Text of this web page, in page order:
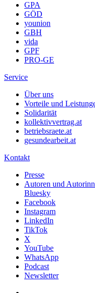
GPA
GÖD
younion
GBH
vida
GPF
PRO-GE
Service
Über uns
Vorteile und
Solidarität
kollektivvertrag.at
betriebsraete.at
gesundearbeit.at
Kontakt
Presse
Autoren und
Bluesky
Facebook
Instagram
LinkedIn
TikTok
X
YouTube
WhatsApp
Podcast
Newsletter